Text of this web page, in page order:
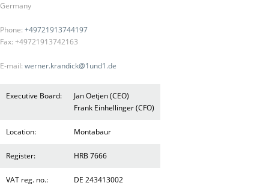
Germany
Phone: +49721913744197
Fax: +49721913742163
E-mail: werner.krandick@1und1.de
Executive Board:
Jan Oetjen (CEO)
Frank Einhellinger (CFO)
Location: Montabaur
Register: HRB 7666
VAT reg. no.: DE 243413002